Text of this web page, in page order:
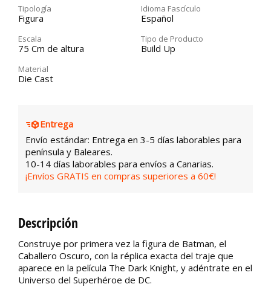
Tipología
Figura
Idioma Fascículo
Español
Escala
75 Cm de altura
Tipo de Producto
Build Up
Material
Die Cast
Entrega
Envío estándar: Entrega en 3-5 días laborables para
península y Baleares.
10-14 días laborables para envíos a Canarias.
¡Envíos GRATIS en compras superiores a 60€!
Descripción
Construye por primera vez la figura de Batman, el
Caballero Oscuro, con la réplica exacta del traje que
aparece en la película The Dark Knight, y adéntrate en el
Universo del Superhéroe de DC.